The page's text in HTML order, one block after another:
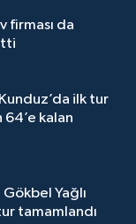
firması da
ilk tur
kalan
Yağlı
tamamlandı